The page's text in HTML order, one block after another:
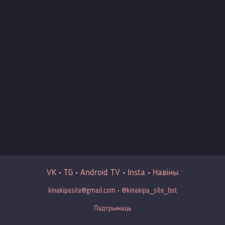
VK• TG• Android TV• Insta • Навіны
kinakipasite@gmail.com • @kinakipa_site_bot
Падтрымаць